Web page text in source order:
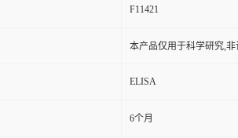
F11421
本产品仅用于科学研究,
ELISA
6个月